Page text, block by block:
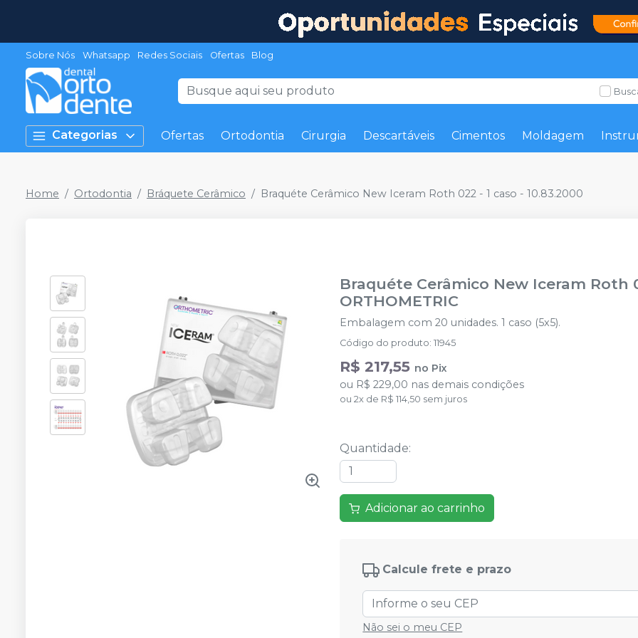
Sobre Nós Whatsapp Redes Sociais Ofertas Blog
Categorias Ofertas Ortodontia Cirurgia Descartáveis Cimentos Moldagem
Home Ortodontia Bráquete Cerâmico Braquéte Cerâmico New Iceram Roth 022 - 1 caso - 10.83.2000
Braquéte Cerâmico New Iceram Roth
ORTHOMETRIC
Embalagem com 20 unidades. 1 caso (5x5).
Código do produto:11945
R$ 217,55 no Pix
ou R$ 229,00 nas demais condições
ou 2x de R$ 114,50 sem juros
Quantidade:
Adicionar ao carrinho
Calcule frete e prazo
Não sei o meu CEP